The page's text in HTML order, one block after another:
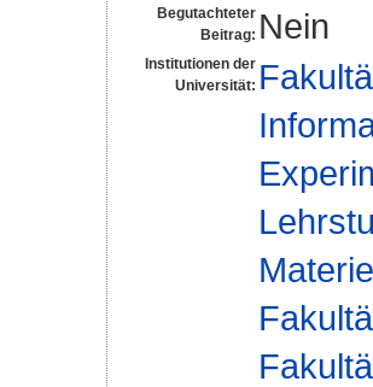
Begutachteter
Beitrag: Nein
Institutionen der
Universität: